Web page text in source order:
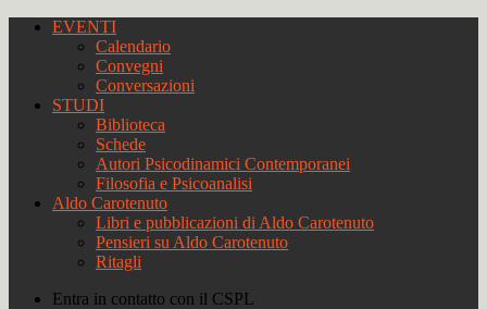
EVENTI
Calendario
Convegni
Conversazioni
STUDI
Biblioteca
Schede
Autori Psicodinamici Contemporanei
Filosofia e Psicoanalisi
Aldo Carotenuto
Libri e pubblicazioni di Aldo Carotenuto
Pensieri su Aldo Carotenuto
Ritagli
Entra in contatto con il CSPL